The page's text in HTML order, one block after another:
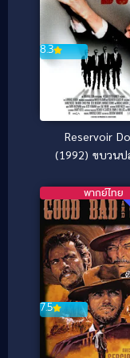
8.3
Reservoir
(1992) ขบวนป
7.5
พากย์ไทย